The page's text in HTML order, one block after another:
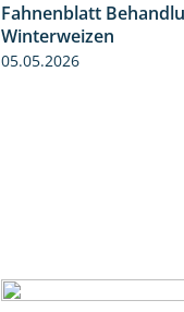
Fahnenblatt
Winterweizen
05.05.2026